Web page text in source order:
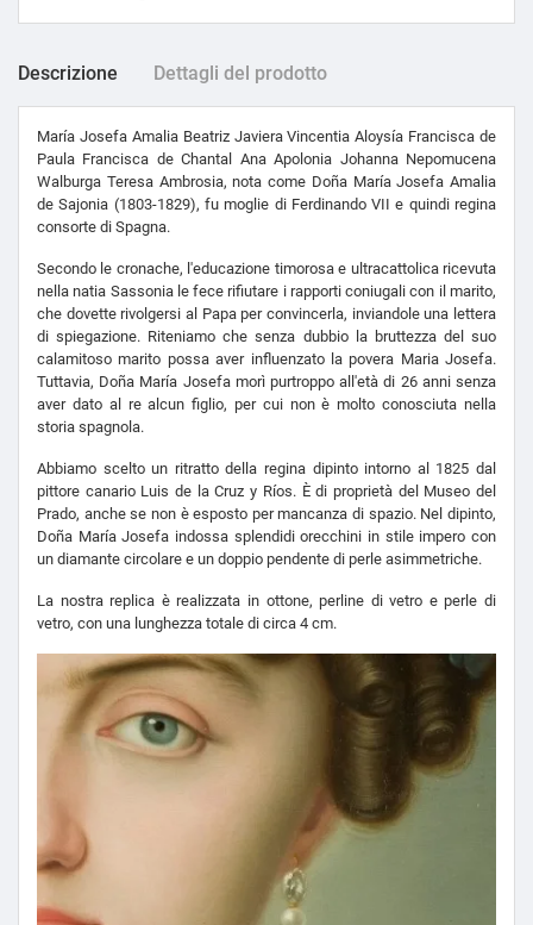
Descrizione Dettagli del prodotto
María Josefa Amalia Beatriz Javiera Vincentia Aloysía Francisca de
Paula Francisca de Chantal Ana Apolonia Johanna Nepomucena
Walburga Teresa Ambrosia, nota come Doña María Josefa Amalia
de Sajonia (1803-1829), fu moglie di Ferdinando VII e quindi regina
consorte di Spagna.
Secondo le cronache, l'educazione timorosa e ultracattolica ricevuta
nella natia Sassonia le fece rifiutare i rapporti coniugali con il marito,
che dovette rivolgersi al Papa per convincerla, inviandole una lettera
di spiegazione. Riteniamo che senza dubbio la bruttezza del suo
calamitoso marito possa aver influenzato la povera Maria Josefa.
Tuttavia, Doña María Josefa morì purtroppo all'età di 26 anni senza
aver dato al re alcun figlio, per cui non è molto conosciuta nella
storia spagnola.
Abbiamo scelto un ritratto della regina dipinto intorno al 1825 dal
pittore canario Luis de la Cruz y Ríos. È di proprietà del Museo del
Prado, anche se non è esposto per mancanza di spazio. Nel dipinto,
Doña María Josefa indossa splendidi orecchini in stile impero con
un diamante circolare e un doppio pendente di perle asimmetriche.
La nostra replica è realizzata in ottone, perline di vetro e perle di
vetro, con una lunghezza totale di circa 4 cm.